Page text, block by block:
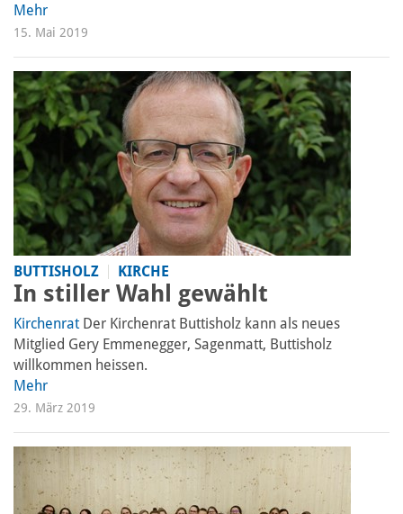
Mehr
15. Mai 2019
BUTTISHOLZ KIRCHE
In stiller Wahl gewählt
Kirchenrat Der Kirchenrat Buttisholz kann als neues
Mitglied Gery Emmenegger, Sagenmatt, Buttisholz
willkommen heissen.
Mehr
29. März 2019